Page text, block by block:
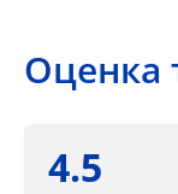
Оценка
4.5